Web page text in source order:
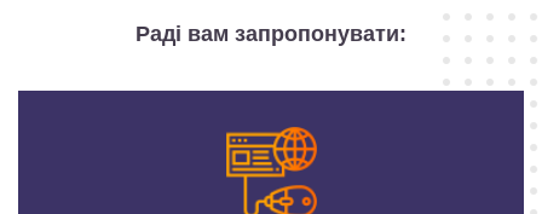
Раді вам запропонувати: